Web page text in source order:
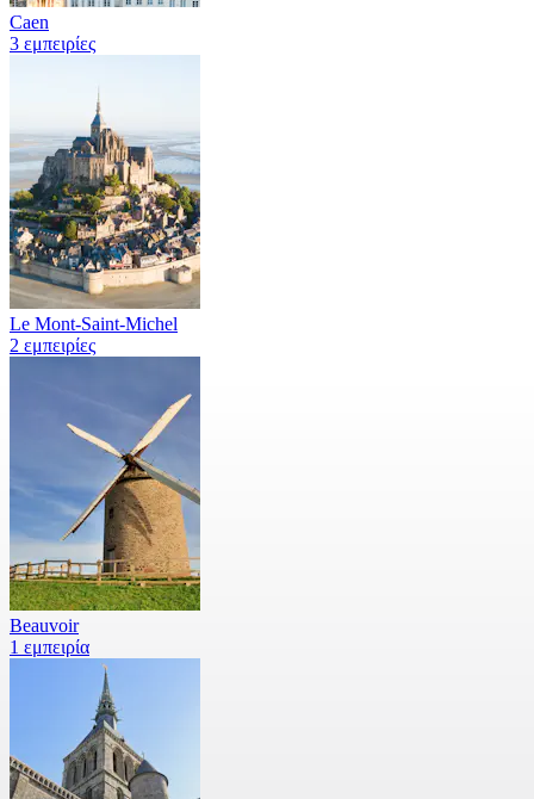
Caen
3 εμπειρίες
Le Mont-Saint-Michel
2 εμπειρίες
Beauvoir
1 εμπειρία